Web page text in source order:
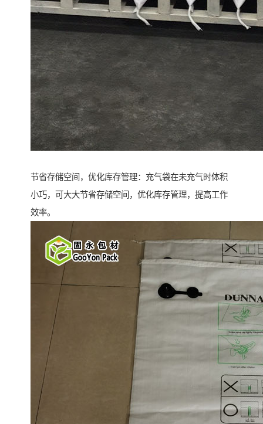
节省存储空间，优化库存管理：充气袋在未充气时体积
小巧，可大大节省存储空间，优化库存管理，提高工作
效率。